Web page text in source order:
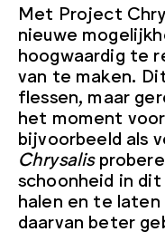
Met Project
nieuwe
hoogwaardig te
van te maken.
flessen, maar
het moment
bijvoorbeeld als
Chrysalis
schoonheid in
halen en te
daarvan beter